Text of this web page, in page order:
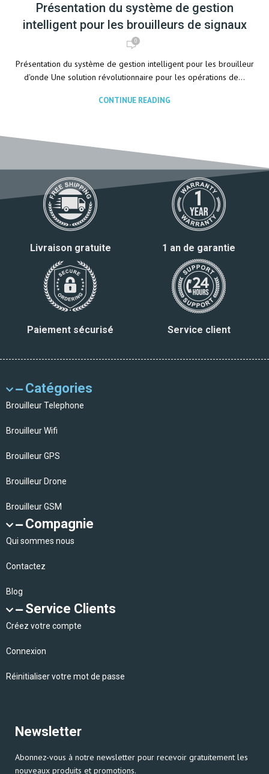
Présentation du système de gestion
intelligent pour les brouilleurs de signaux
0
Présentation du système de gestion intelligent pour les brouilleur
d'onde Une solution révolutionnaire pour les opérations de...
CONTINUE READING
Livraison gratuite 1 an de garantie
Paiement sécurisé Service client
Catégories
Brouilleur Telephone
Brouilleur Wifi
Brouilleur GPS
Brouilleur Drone
Brouilleur GSM
Compagnie
Qui sommes nous
Contactez
Blog
Service Clients
Créez votre compte
Connexion
Réinitialiser votre mot de passe
Newsletter
Abonnez-vous à notre newsletter pour recevoir gratuitement les
nouveaux produits et promotions.